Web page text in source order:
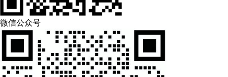
微信公众号